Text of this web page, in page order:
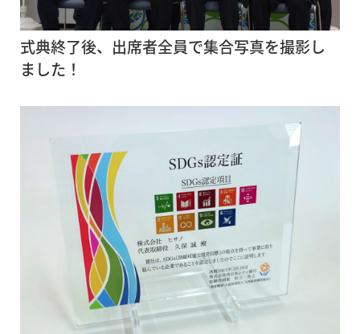
式典終了後、出席者全員で集合写真を撮影し
ました！